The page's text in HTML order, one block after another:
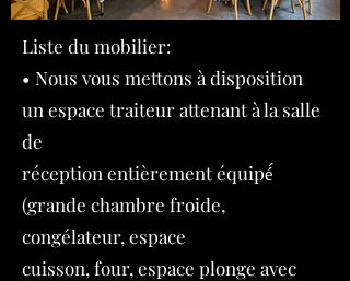
Liste du mobilier:
• Nous vous mettons à disposition
un espace traiteur attenant à la salle
de
réception entièrement équipé́
(grande chambre froide,
congélateur, espace
cuisson, four, espace plonge avec